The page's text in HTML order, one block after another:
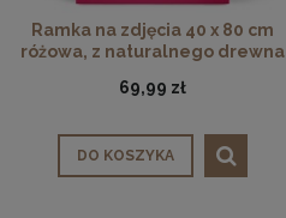
Ramka na zdjęcia 40 x 80 cm
różowa, z naturalnego drewna
69,99 zł
DO KOSZYKA